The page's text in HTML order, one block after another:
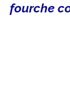
fourche